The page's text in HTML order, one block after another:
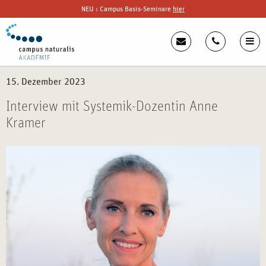
NEU : Campus Basis-Seminare hier
15. Dezember 2023
Interview mit Systemik-Dozentin Anne
Kramer